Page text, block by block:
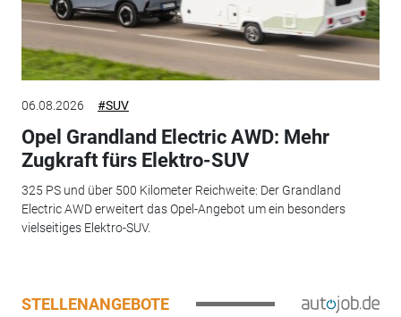
06.08.2026 #SUV
Opel Grandland Electric AWD: Mehr
Zugkraft fürs Elektro-SUV
325 PS und über 500 Kilometer Reichweite: Der Grandland
Electric AWD erweitert das Opel-Angebot um ein besonders
vielseitiges Elektro-SUV.
STELLENANGEBOTE